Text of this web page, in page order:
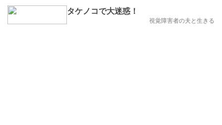
タケノコで大迷惑！
視覚障害者の夫と生きる